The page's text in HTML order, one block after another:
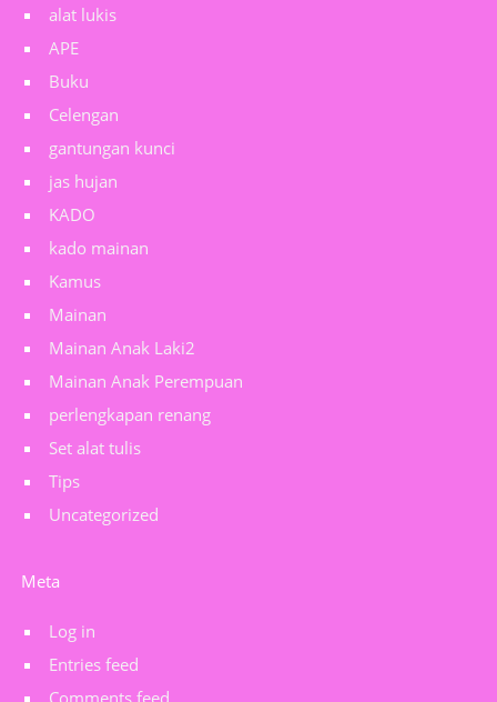
alat lukis
APE
Buku
Celengan
gantungan kunci
jas hujan
KADO
kado mainan
Kamus
Mainan
Mainan Anak Laki2
Mainan Anak Perempuan
perlengkapan renang
Set alat tulis
Tips
Uncategorized
Meta
Log in
Entries feed
Comments feed